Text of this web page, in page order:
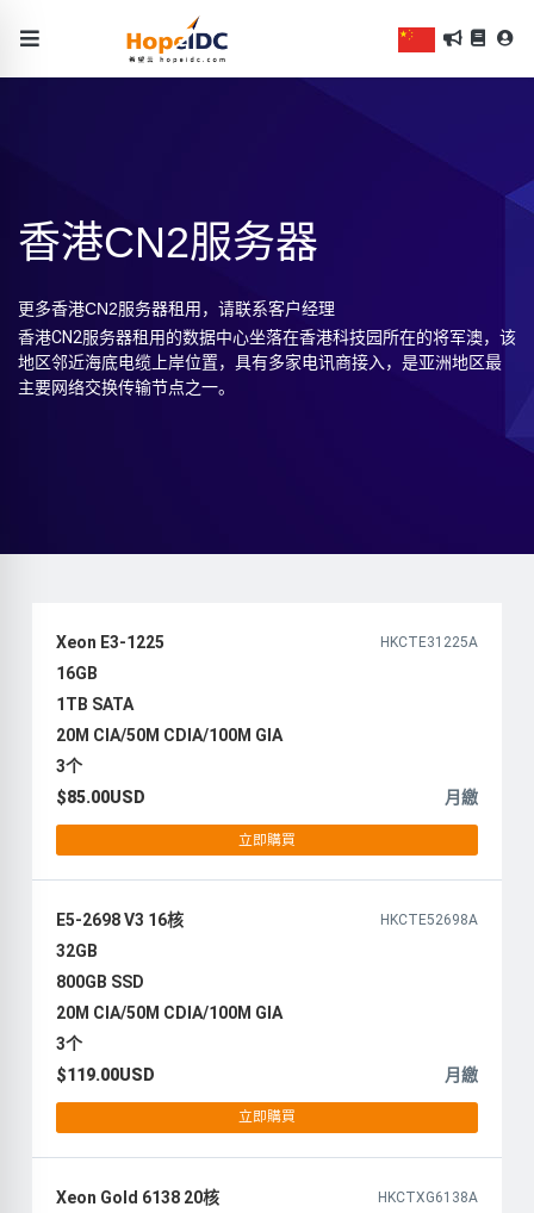
香港CN2服务器
更多香港CN2服务器租用，请联系客户经理
香港CN2服务器租用的数据中心坐落在香港科技园所在的将军澳，该
地区邻近海底电缆上岸位置，具有多家电讯商接入，是亚洲地区最
主要网络交换传输节点之一。
Xeon E3-1225 HKCTE31225A
16GB
1TB SATA
20M CIA/50M CDIA/100M GIA
3个
$85.00USD
月繳
立即購買
E5-2698 V3 16核 HKCTE52698A
32GB
800GB SSD
20M CIA/50M CDIA/100M GIA
3个
$119.00USD
月繳
立即購買
Xeon Gold 6138 20核 HKCTXG6138A